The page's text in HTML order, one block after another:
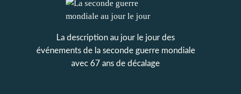
La description au jour le jour des
événements de la seconde guerre mondiale
avec 67 ans de décalage